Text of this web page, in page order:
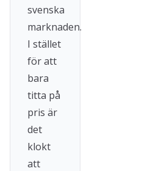
svenska
marknaden.
I stället
för att
bara
titta på
pris är
det
klokt
att